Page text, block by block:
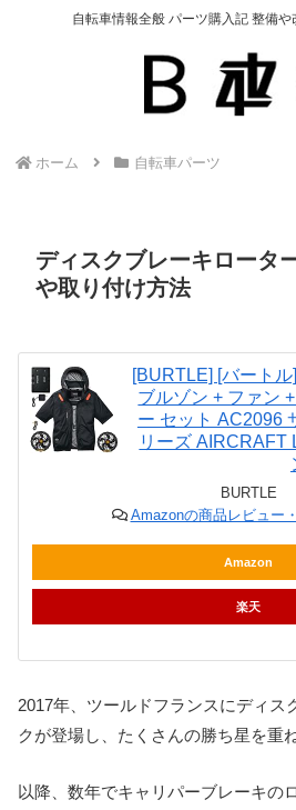
自転車情報全般 パーツ購入記 整備や
ホーム 自転車パーツ
ディスクブレーキロータ
や取り付け方法
[BURTLE] [バート
ブルゾン + ファン
ー セット AC2096
リーズ AIRCRAFT
BURTLE
Amazonの商品レビュー
Amazon
楽天
2017年、ツールドフランスにディス
クが登場し、たくさんの勝ち星を重
以降、数年でキャリパーブレーキの